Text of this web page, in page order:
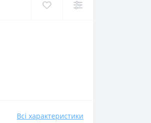
Всі характеристики